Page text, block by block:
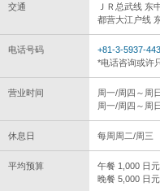
交通
ＪＲ总武线 东
都营大江户线
电话号码
+81-3-5937-
*电话咨询或许
营业时间
周一/周四～周
周一/周四～周
休息日 每周周二/周三
平均预算
午餐 1,000 日元
晚餐 5,000 日元